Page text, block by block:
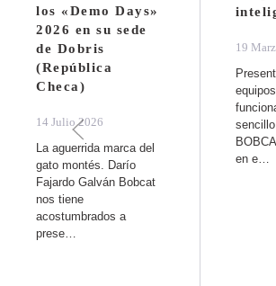
los «Demo Days»
2026 en su sede
de Dobris
(República
Checa)
14 Julio 2026
La aguerrida marca del
gato montés. Darío
Fajardo Galván Bobcat
nos tiene
acostumbrados a
prese…
19
en e…